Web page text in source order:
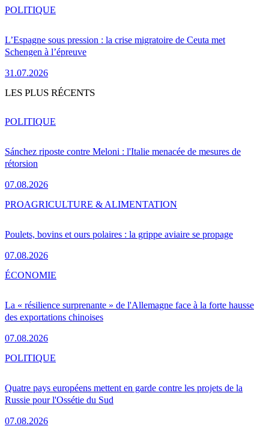
L’Espagne sous pression : la crise migratoire de Ceuta met
Schengen à l’épreuve
31.07.2026
POLITIQUE
LES PLUS RÉCENTS
Sánchez riposte contre Meloni : l'Italie menacée de mesures de
rétorsion
07.08.2026
POLITIQUE
Poulets, bovins et ours polaires : la grippe aviaire se propage
07.08.2026
PROAGRICULTURE & ALIMENTATION
La « résilience surprenante » de l'Allemagne face à la forte hausse
des exportations chinoises
07.08.2026
ÉCONOMIE
Quatre pays européens mettent en garde contre les projets de la
Russie pour l'Ossétie du Sud
07.08.2026
POLITIQUE